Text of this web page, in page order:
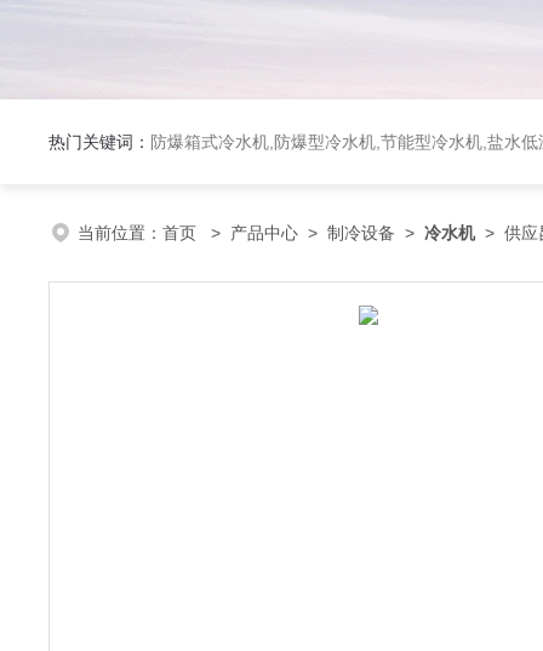
热门关键词： 防爆箱式冷水机,防爆型冷水机,节能型冷水机,盐水低
当前位置： 首页 > 产品中心 > 制冷设备 > 冷水机> 供应